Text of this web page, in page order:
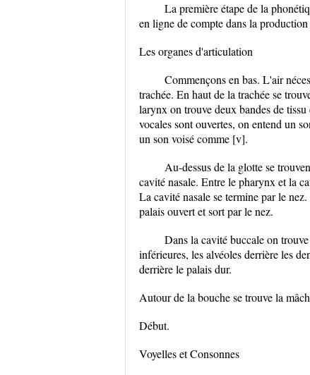
La première étape de la
en ligne de compte dans la
Les organes d'articulation
Commençons en bas. L'air
trachée. En haut de la trachée se
larynx on trouve deux bandes de
vocales sont ouvertes, on entend un
un son voisé comme [v].
Au-dessus de la glotte se
cavité nasale. Entre le pharynx et la
La cavité nasale se termine par le
palais ouvert et sort par le nez.
Dans la cavité buccale on
inférieures, les alvéoles derrière les
derrière le palais dur.
Autour de la bouche se trouve la
Début.
Voyelles et Consonnes